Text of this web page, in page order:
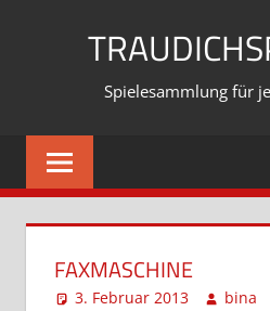
Spielesammlung für
FAXMASCHINE
3. Februar 2013
bina